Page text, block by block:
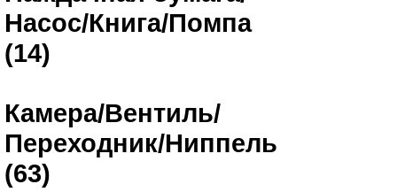
Насос/Книга/Помпа
(14)
Камера/Вентиль/
Переходник/Ниппель
(63)